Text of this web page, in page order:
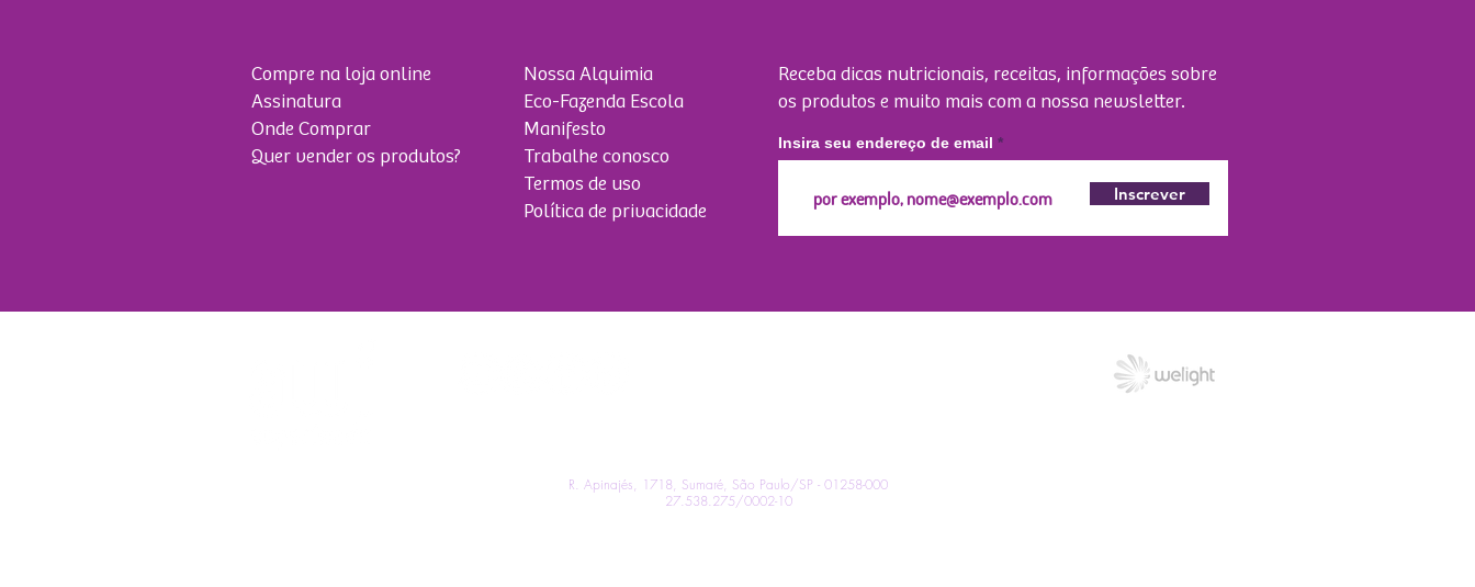
Compre na loja online
Assinatura
Onde Comprar
Quer vender os produtos?
Nossa Alquimia
Eco-Fazenda Escola
Manifesto
Trabalhe conosco
Termos de uso
Política de privacidade
Receba dicas nutricionais, receitas, informações sobre
os produtos e muito mais com a nossa newsletter.
Insira seu endereço de email
Inscrever
R. Apinajés, 1718, Sumaré, São Paulo/SP - 01258-000
27.538.275/0002-10